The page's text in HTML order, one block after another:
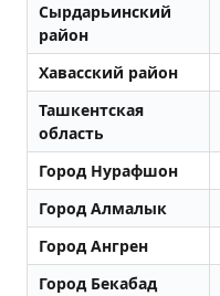
Сырдарьинский
район
Хавасский район
Ташкентская
область
Город Нурафшон
Город Алмалык
Город Ангрен
Город Бекабад